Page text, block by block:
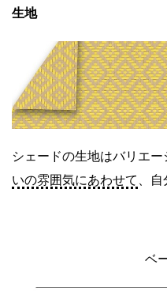
生地
シェードの生地はバリエー
いの雰囲気にあわせて
、
ベ